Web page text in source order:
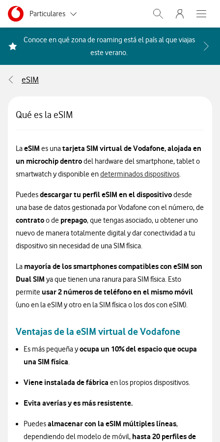
Ir a la pagina principal de vodafone.es
Menu navegación Segmento
Particulares
Autónomos
Grandes empresas
Abrir buscador.
Menu
Abre
Conoce en qué zona de roaming está el país al que viajas
este verano. Acceder a la FAQ Qué
eSIM
Qué es la eSIM
LaeSIM es unatarjeta SIM virtual de Vodafone, alojada en
un microchip dentrodel hardware del smartphone, tablet o
smartwatch y disponible endeterminados dispositivos.
Puedesdescargar tu perfil eSIM en el dispositivodesde
una base de datos gestionada por Vodafone con el número, de
contratoo de prepago, que tengas asociado, u obtener uno
nuevo de manera totalmente digital y dar conectividad a tu
dispositivo sin necesidad de una SIM física.
La mayoría de los smartphones compatibles con eSIM son
Dual SIM ya que tienen una ranura para SIM física. Esto
permite usar 2 números de teléfono en el mismo móvil
(uno en la eSIM y otro en la SIM física o los dos con eSIM).
Ventajas de la eSIM virtual de Vodafone
Es más pequeña yocupa un 10% del espacio que ocupa
una SIM física.
Viene instalada de fábrica en los propios dispositivos.
Evita averías y es más resistente.
Puedesalmacenar con la eSIM múltiples líneas,
dependiendo del modelo de móvil, hasta 20 perfiles de